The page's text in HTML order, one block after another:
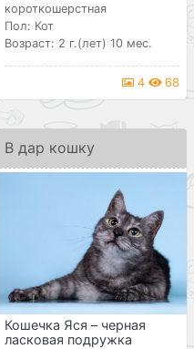
короткошерстная
Пол: Кот
Возраст: 2 г.(лет) 10 мес.
4 68
В дар кошку
Кошечка Яся – черная
ласковая подружка